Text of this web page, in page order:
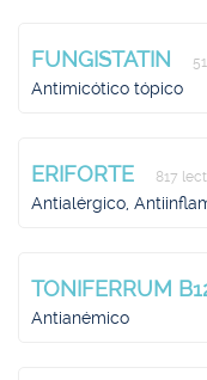
FUNGISTATIN
Antimicótico tópico
ERIFORTE 817
Antialérgico,
TONIFERRUM
Antianémico